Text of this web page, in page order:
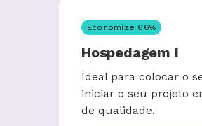
Economize 66%
Hospedagem I
Ideal para colocar o
iniciar o seu projeto
de qualidade.